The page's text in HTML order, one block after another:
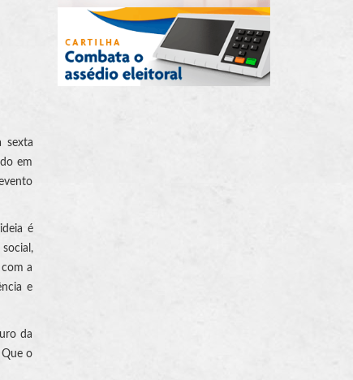
sexta
em
é
a
e
da
o